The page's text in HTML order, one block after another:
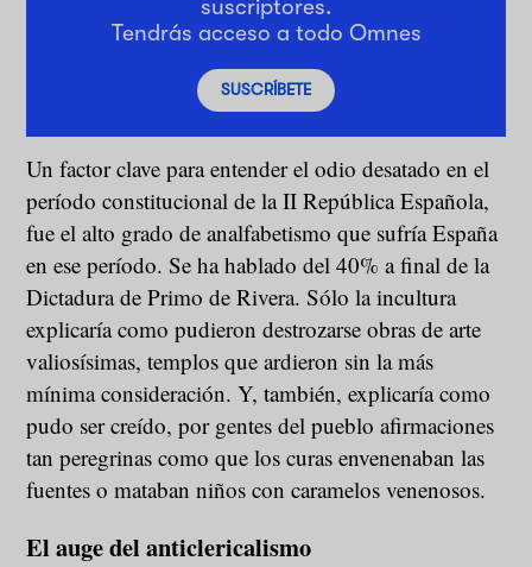
suscriptores.
Tendrás acceso a todo Omnes
SUSCRÍBETE
Un factor clave para entender el odio desatado en el
período constitucional de la II República Española,
fue el alto grado de analfabetismo que sufría España
en ese período. Se ha hablado del 40% a final de la
Dictadura de Primo de Rivera. Sólo la incultura
explicaría como pudieron destrozarse obras de arte
valiosísimas, templos que ardieron sin la más
mínima consideración. Y, también, explicaría como
pudo ser creído, por gentes del pueblo afirmaciones
tan peregrinas como que los curas envenenaban las
fuentes o mataban niños con caramelos venenosos.
El auge del anticlericalismo